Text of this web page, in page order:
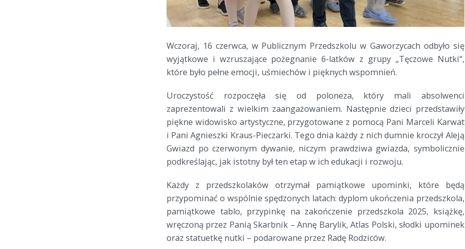
Wczoraj, 16 czerwca, w Publicznym Przedszkolu w Gaworzycach odbyło się
wyjątkowe i wzruszające pożegnanie 6-latków z grupy „Tęczowe Nutki”,
które było pełne emocji, uśmiechów i pięknych wspomnień.
Uroczystość rozpoczęła się od poloneza, który mali absolwenci
zaprezentowali z wielkim zaangażowaniem. Następnie dzieci przedstawiły
piękne widowisko artystyczne, przygotowane z pomocą Pani Marceli Karwat
i Pani Agnieszki Kraus-Pieczarki. Tego dnia każdy z nich dumnie kroczył Aleją
Gwiazd po czerwonym dywanie, niczym prawdziwa gwiazda, symbolicznie
podkreślając, jak istotny był ten etap w ich edukacji i rozwoju.
Każdy z przedszkolaków otrzymał pamiątkowe upominki, które będą
przypominać o wspólnie spędzonych latach: dyplom ukończenia przedszkola,
pamiątkowe tablo, przypinkę na zakończenie przedszkola 2025, książkę,
wręczoną przez Panią Skarbnik – Annę Barylik, Atlas Polski, słodki upominek
oraz statuetkę nutki – podarowane przez Radę Rodziców.